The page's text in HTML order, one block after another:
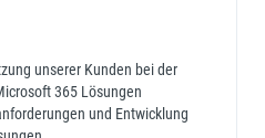
unserer Kunden bei der
365 Lösungen
und Entwicklung